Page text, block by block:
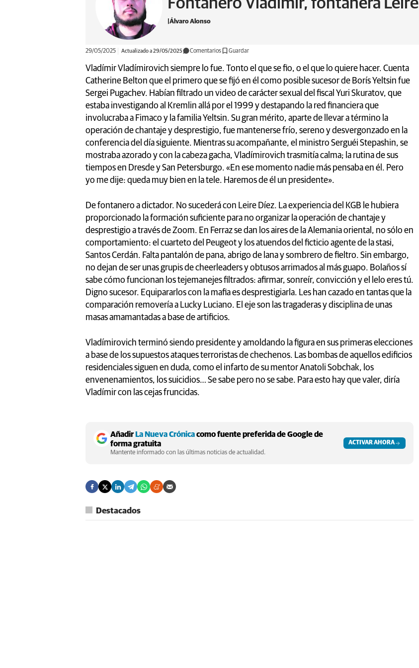
Álvaro Alonso
29/05/2025 Actualizado a 29/05/2025 Comentarios Guardar
Vladímir Vladímirovich siempre lo fue. Tonto el que se fio, o el que lo quiere hacer. Cuenta
Catherine Belton que el primero que se fijó en él como posible sucesor de Borís Yeltsin fue
Sergei Pugachev. Habían filtrado un video de carácter sexual del fiscal Yuri Skuratov, que
estaba investigando al Kremlin allá por el 1999 y destapando la red financiera que
involucraba a Fimaco y la familia Yeltsin. Su gran mérito, aparte de llevar a término la
operación de chantaje y desprestigio, fue mantenerse frío, sereno y desvergonzado en la
conferencia del día siguiente. Mientras su acompañante, el ministro Serguéi Stepashin, se
mostraba azorado y con la cabeza gacha, Vladímirovich trasmitía calma; la rutina de sus
tiempos en Dresde y San Petersburgo. «En ese momento nadie más pensaba en él. Pero
yo me dije: queda muy bien en la tele. Haremos de él un presidente».
De fontanero a dictador. No sucederá con Leire Díez. La experiencia del KGB le hubiera
proporcionado la formación suficiente para no organizar la operación de chantaje y
desprestigio a través de Zoom. En Ferraz se dan los aires de la Alemania oriental, no sólo en
comportamiento: el cuarteto del Peugeot y los atuendos del ficticio agente de la stasi,
Santos Cerdán. Falta pantalón de pana, abrigo de lana y sombrero de fieltro. Sin embargo,
no dejan de ser unas grupis de cheerleaders y obtusos arrimados al más guapo. Bolaños sí
sabe cómo funcionan los tejemanejes filtrados: afirmar, sonreír, convicción y el lelo eres tú.
Digno sucesor. Equipararlos con la mafia es desprestigiarla. Les han cazado en tantas que la
comparación removería a Lucky Luciano. El eje son las tragaderas y disciplina de unas
masas amamantadas a base de artificios.
Vladímirovich terminó siendo presidente y amoldando la figura en sus primeras elecciones
a base de los supuestos ataques terroristas de chechenos. Las bombas de aquellos edificios
residenciales siguen en duda, como el infarto de su mentor Anatoli Sobchak, los
envenenamientos, los suicidios… Se sabe pero no se sabe. Para esto hay que valer, diría
Vladímir con las cejas fruncidas.
Añadir La Nueva Crónicacomo fuente preferida de Google de
forma gratuita
Mantente informado con las últimas noticias de actualidad.
ACTIVAR AHORA
Destacados